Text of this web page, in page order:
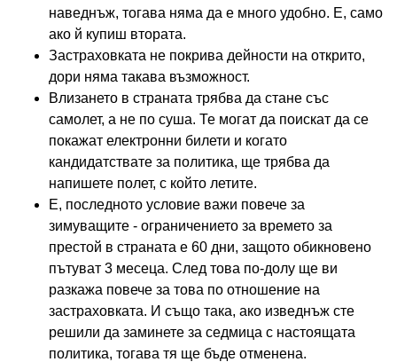
наведнъж, тогава няма да е много удобно. Е, само
ако й купиш втората.
Застраховката не покрива дейности на открито,
дори няма такава възможност.
Влизането в страната трябва да стане със
самолет, а не по суша. Те могат да поискат да се
покажат електронни билети и когато
кандидатствате за политика, ще трябва да
напишете полет, с който летите.
Е, последното условие важи повече за
зимуващите - ограничението за времето за
престой в страната е 60 дни, защото обикновено
пътуват 3 месеца. След това по-долу ще ви
разкажа повече за това по отношение на
застраховката. И също така, ако изведнъж сте
решили да заминете за седмица с настоящата
политика, тогава тя ще бъде отменена.